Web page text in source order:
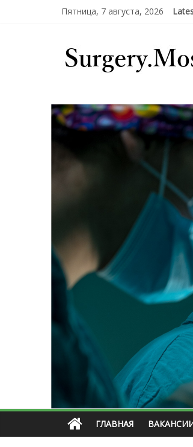
Пятница, 7 августа, 2026
ГЛАВНАЯ